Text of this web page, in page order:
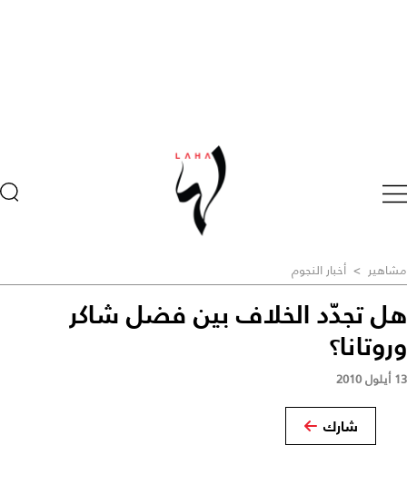
مشاهير > أخبار النجوم
هل تجدّد الخلاف بين فضل شاكر
وروتانا؟
13 أيلول 2010
شارك